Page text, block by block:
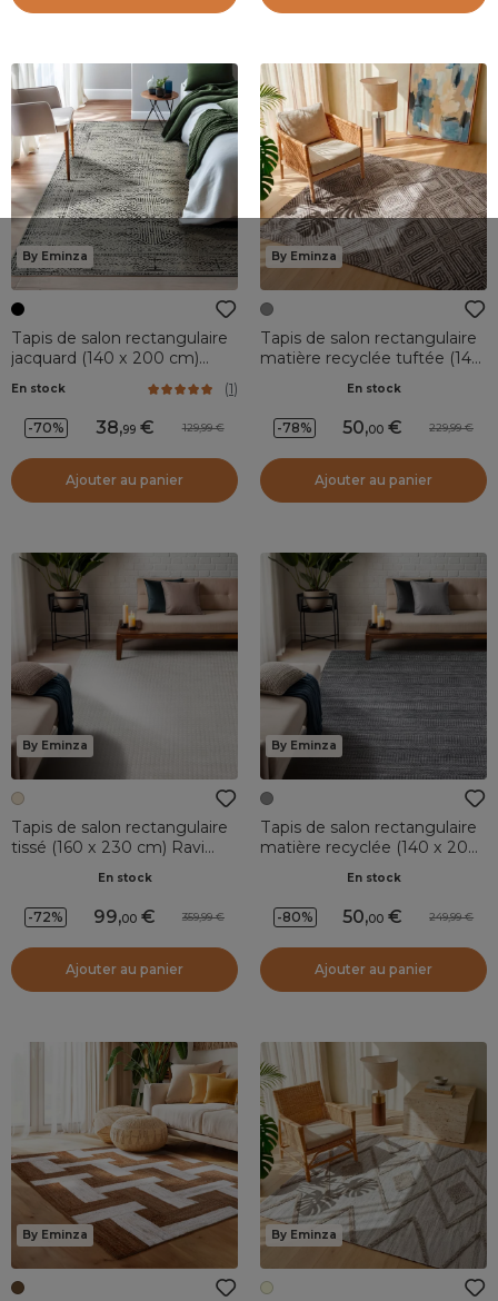
By Eminza
Tapis de salon rectangulaire
jacquard (140 x 200 cm)
En stock (1)
-70% 38,99 129,99
Ajouter au panier
By Eminza
Tapis de salon rectangulaire
matière recyclée tuftée (140
En stock
-78% 50,00 229,99
Ajouter au panier
By Eminza
Tapis de salon rectangulaire
tissé (160 x 230 cm) Ravi
En stock
-72% 99,00 359,99
Ajouter au panier
By Eminza
Tapis de salon rectangulaire
matière recyclée (140 x 200
En stock
-80% 50,00 249,99
Ajouter au panier
By Eminza By Eminza